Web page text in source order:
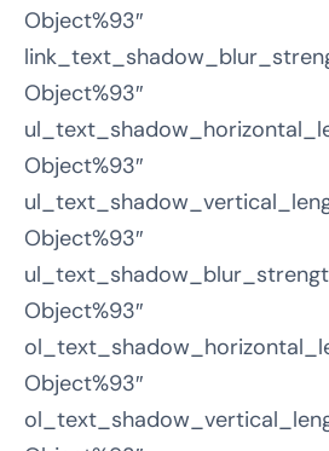
Object%93″
Object%93″
Object%93″
Object%93″
Object%93″
Object%93″